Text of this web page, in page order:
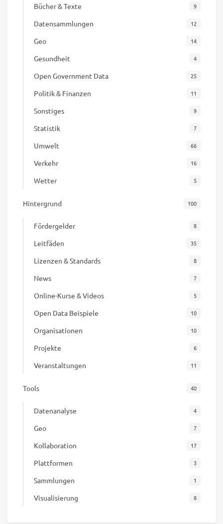
Bücher & Texte 9
Datensammlungen 12
Geo 14
Gesundheit 4
Open Government Data 25
Politik & Finanzen 11
Sonstiges 9
Statistik 7
Umwelt 66
Verkehr 16
Wetter 5
Hintergrund 100
Fördergelder 8
Leitfäden 35
Lizenzen & Standards 8
News 7
Online-Kurse & Videos 5
Open Data Beispiele 10
Organisationen 10
Projekte 6
Veranstaltungen 11
Tools 40
Datenanalyse 4
Geo 7
Kollaboration 17
Plattformen 3
Sammlungen 1
Visualisierung 8